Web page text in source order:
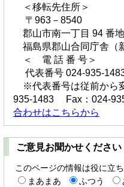
＜移転先住所＞
〒963－8540
郡山市南一丁目 94 番地
福島県郡山合同庁舎（
＜ 電 話 番 号＞
代表番号 024-935-
※代表番号は従前から
935-1483 Fax：024-
合わせはこちらから
ご意見お聞かせください
このページの情報は役に立
まあまあ
ふつう